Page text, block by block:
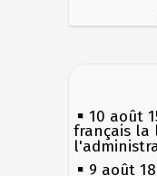
10 août
français la
9 août